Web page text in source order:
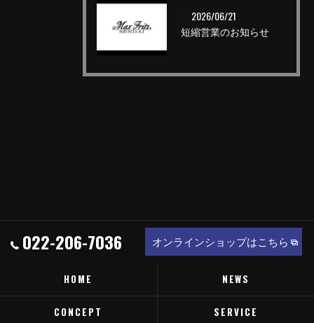
2026/06/21
短縮営業のお知らせ
022-206-7036 オンラインショップはこちら
HOME NEWS
CONCEPT SERVICE